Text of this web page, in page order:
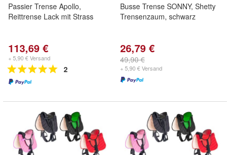
Passier Trense Apollo,
Reittrense Lack mit Strass
113,69 €
+ 5,90 € Versand
2
Busse Trense SONNY, Shetty
Trensenzaum, schwarz
26,79 €
49,90 €
+ 5,90 € Versand